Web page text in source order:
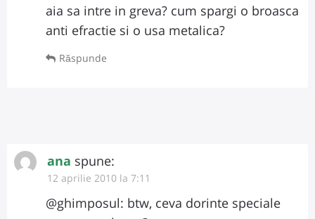
aia sa intre in greva? cum spargi o broasca
anti efractie si o usa metalica?
Răspunde
ana spune:
12 aprilie 2010 la 7:11
@ghimposul: btw, ceva dorinte speciale